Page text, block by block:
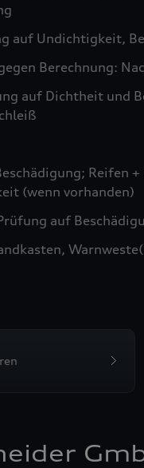
auf Undichtigkeit,
Berechnung:
auf Dichtheit und
Reifen
(wenn vorhanden)
auf